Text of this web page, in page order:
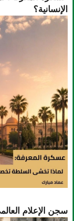
الإنسانية؟
سجن الإعلام